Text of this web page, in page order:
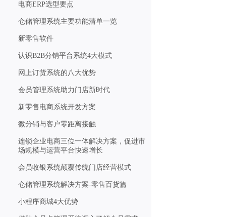
电商ERP选型要点
仓储管理系统主要功能清单一览
新零售软件
认识B2B分销平台系统4大模式
网上订货系统的八大优势
会员管理系统助力门店新时代
新零售电商系统开发方案
微分销与客户零距离接触
连锁企业电商三位一体解决方案，促进市
场规模与运营平台快速增长
会员收银系统颠覆传统门店经营模式
仓储管理系统解决方案-零售百货篇
小程序商城4大优势